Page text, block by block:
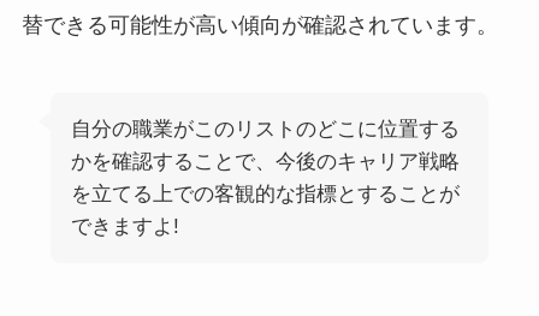
替できる可能性が高い傾向が確認されています。
自分の職業がこのリストのどこに位置する
かを確認することで、今後のキャリア戦略
を立てる上での客観的な指標とすることが
できますよ!